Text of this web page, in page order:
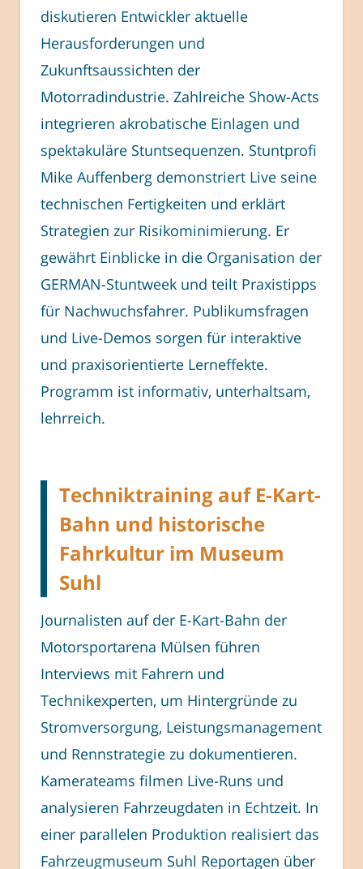
diskutieren Entwickler aktuelle
Herausforderungen und
Zukunftsaussichten der
Motorradindustrie. Zahlreiche Show-Acts
integrieren akrobatische Einlagen und
spektakuläre Stuntsequenzen. Stuntprofi
Mike Auffenberg demonstriert Live seine
technischen Fertigkeiten und erklärt
Strategien zur Risikominimierung. Er
gewährt Einblicke in die Organisation der
GERMAN-Stuntweek und teilt Praxistipps
für Nachwuchsfahrer. Publikumsfragen
und Live-Demos sorgen für interaktive
und praxisorientierte Lerneffekte.
Programm ist informativ, unterhaltsam,
lehrreich.
Techniktraining auf E-Kart-
Bahn und historische
Fahrkultur im Museum
Suhl
Journalisten auf der E-Kart-Bahn der
Motorsportarena Mülsen führen
Interviews mit Fahrern und
Technikexperten, um Hintergründe zu
Stromversorgung, Leistungsmanagement
und Rennstrategie zu dokumentieren.
Kamerateams filmen Live-Runs und
analysieren Fahrzeugdaten in Echtzeit. In
einer parallelen Produktion realisiert das
Fahrzeugmuseum Suhl Reportagen über